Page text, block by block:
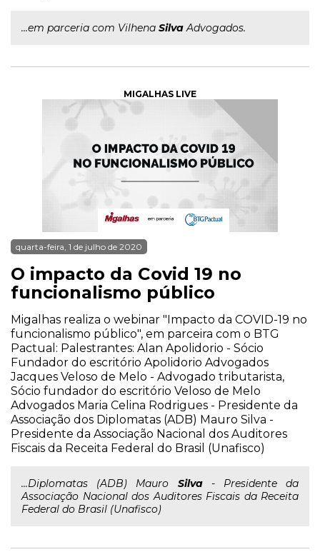
...em parceria com Vilhena SilvaAdvogados.
MIGALHAS LIVE
quarta-feira, 1 de julho de 2020
O impacto da Covid 19 no
funcionalismo público
Migalhas realiza o webinar "Impacto da COVID-19 no
funcionalismo público", em parceira com o BTG
Pactual: Palestrantes: Alan Apolidorio - Sócio
Fundador do escritório Apolidorio Advogados
Jacques Veloso de Melo - Advogado tributarista,
Sócio fundador do escritório Veloso de Melo
Advogados Maria Celina Rodrigues - Presidente da
Associação dos Diplomatas (ADB) Mauro Silva -
Presidente da Associação Nacional dos Auditores
Fiscais da Receita Federal do Brasil (Unafisco)
...Diplomatas (ADB) Mauro Silva- Presidente da
Associação Nacional dos Auditores Fiscais da Receita
Federal do Brasil (Unafisco)